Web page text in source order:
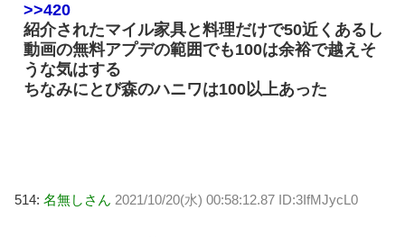
>>420
紹介されたマイル家具と料理だけで50近くあるし
動画の無料アプデの範囲でも100は余裕で越えそ
うな気はする
ちなみにとび森のハニワは100以上あった
514: 名無しさん 2021/10/20(水) 00:58:12.87 ID:3IfMJycL0